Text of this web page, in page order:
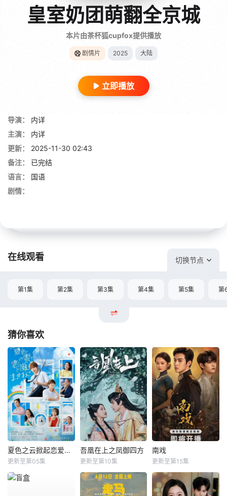
皇室奶团萌翻全京城
本片由茶杯狐cupfox提供播放
剧情片 2025 大陆
立即播放
导演：
内详
主演：
内详
更新：
2025-11-30 02:43
备注：
已完结
语言：
国语
剧情：
在线观看 切换节点
第1集 第2集 第3集 第4集 第5集 第
猜你喜欢
夏色之云掀起恋爱与风暴
更新至第05集
吾凰在上之凤御四方
更新至第10集
南戏
更新至第15集